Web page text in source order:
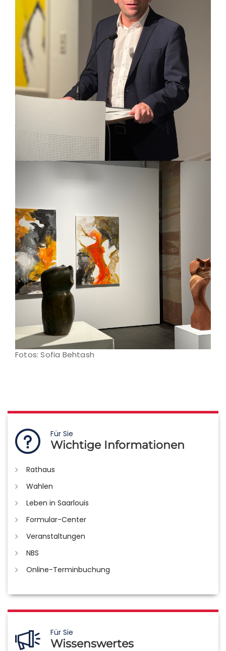
Fotos: Sofia Behtash
Für Sie
Wichtige Informationen
Rathaus
Wahlen
Leben in Saarlouis
Formular-Center
Veranstaltungen
NBS
Online-Terminbuchung
Für Sie
Wissenswertes